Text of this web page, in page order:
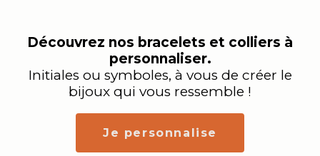
Découvrez nos bracelets et colliers à
personnaliser.
Initiales ou symboles, à vous de créer le
bijoux qui vous ressemble !
Je personnalise